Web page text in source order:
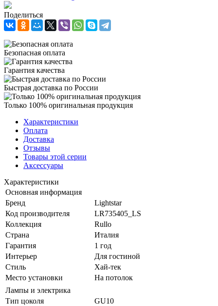
Поделиться
Безопасная оплата
Гарантия качества
Быстрая доставка по России
Только 100% оригинальная продукция
Характеристики
Оплата
Доставка
Отзывы
Товары этой серии
Аксессуары
Характеристики
Основная информация
Бренд
Lightstar
Код производителя
LR735405_LS
Коллекция
Rullo
Страна
Италия
Гарантия
1 год
Интерьер
Для гостиной
Стиль
Хай-тек
Место установки
На потолок
Лампы и электрика
Тип цоколя
GU10